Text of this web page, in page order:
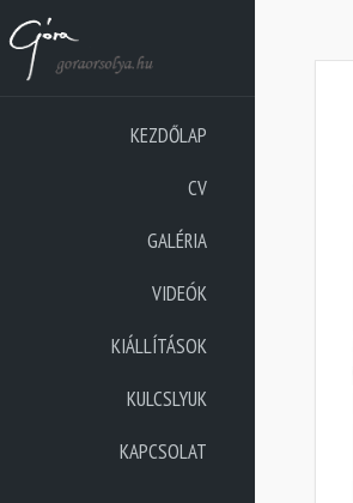
KEZDŐLAP
CV
GALÉRIA
VIDEÓK
KIÁLLÍTÁSOK
KULCSLYUK
KAPCSOLAT